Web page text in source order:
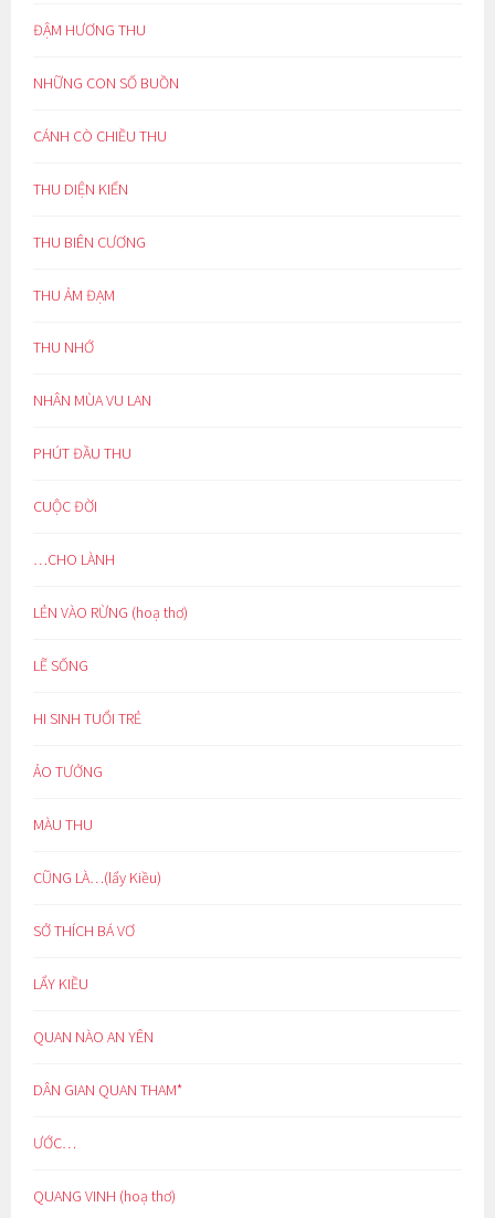
ĐẬM HƯƠNG THU
NHỮNG CON SỐ BUỒN
CÁNH CÒ CHIỀU THU
THU DIỆN KIẾN
THU BIÊN CƯƠNG
THU ẢM ĐẠM
THU NHỚ
NHÂN MÙA VU LAN
PHÚT ĐẦU THU
CUỘC ĐỜI
…CHO LÀNH
LẺN VÀO RỪNG (hoạ thơ)
LẼ SỐNG
HI SINH TUỔI TRẺ
ẢO TƯỞNG
MÀU THU
CŨNG LÀ…(lẩy Kiều)
SỞ THÍCH BÁ VƠ
LẨY KIỀU
QUAN NÀO AN YÊN
DÂN GIAN QUAN THAM*
ƯỚC…
QUANG VINH (hoạ thơ)